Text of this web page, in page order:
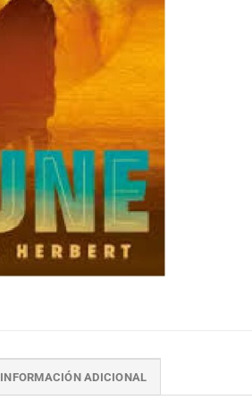
INFORMACIÓN ADICIONAL